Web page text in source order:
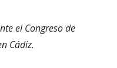
el Congreso de
Cádiz.